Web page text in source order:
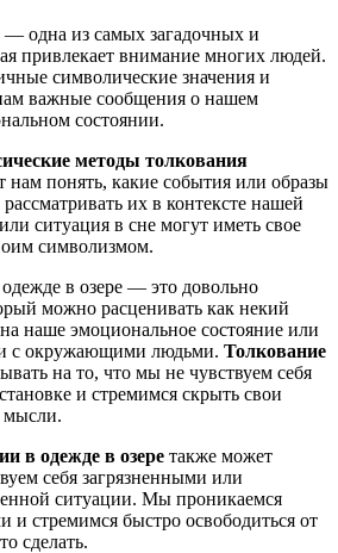
— одна из самых загадочных и
привлекает внимание многих людей.
символические значения и
важные сообщения о нашем
состоянии.
методы толкования
нам понять, какие события или образы
их в контексте нашей
ситуация в сне могут иметь свое
символизмом.
одежде в озере — это довольно
можно расценивать как некий
наше эмоциональное состояние или
с окружающими людьми. Толкование
на то, что мы не чувствуем себя
и стремимся скрыть свои
мысли.
в одежде в озере также может
себя загрязненными или
ситуации. Мы проникаемся
и стремимся быстро освободиться от
сделать.